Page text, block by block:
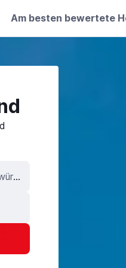
Am besten bewertete
Stadt, Hotel, Flughafen, Adresse oder Sehenswürdigkeit